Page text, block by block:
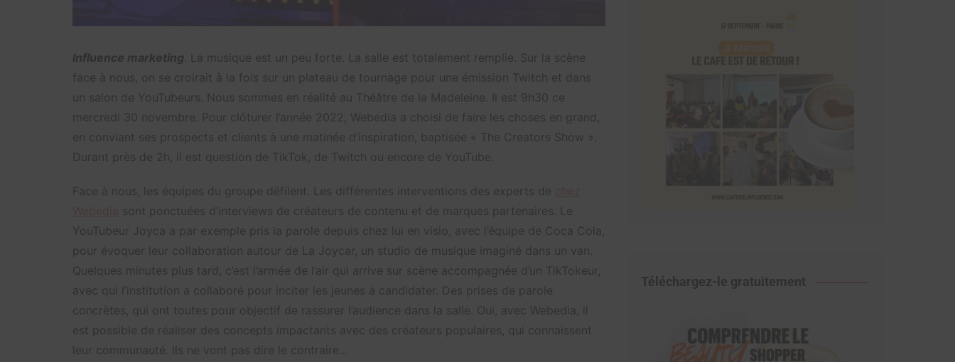
Influence marketing . La musique est un peu forte. La salle est totalement remplie. Sur la scène
face à nous, on se croirait à la fois sur un plateau de tournage pour une émission Twitch et dans
un salon de YouTubeurs. Nous sommes en réalité au Théâtre de la Madeleine. Il est 9h30 ce
mercredi 30 novembre. Pour clôturer l’année 2022, Webedia a choisi de faire les choses en grand,
en conviant ses prospects et clients à une matinée d’inspiration, baptisée « The Creators Show ».
Durant près de 2h, il est question de TikTok, de Twitch ou encore de YouTube.
Face à nous, les équipes du groupe défilent. Les différentes interventions des experts de
sont ponctuées d’interviews de créateurs de contenu et de marques partenaires. Le
YouTubeur Joyca a par exemple pris la parole depuis chez lui en visio, avec l’équipe de Coca Cola,
pour évoquer leur collaboration autour de La Joycar, un studio de musique imaginé dans un van.
Quelques minutes plus tard, c’est l’armée de l’air qui arrive sur scène accompagnée d’un TikTokeur,
avec qui l’institution a collaboré pour inciter les jeunes à candidater. Des prises de parole
concrètes, qui ont toutes pour objectif de rassurer l’audience dans la salle. Oui, avec Webedia, il
est possible de réaliser des concepts impactants avec des créateurs populaires, qui connaissent
leur communauté. Ils ne vont pas dire le contraire…
Téléchargez-le gratuitement